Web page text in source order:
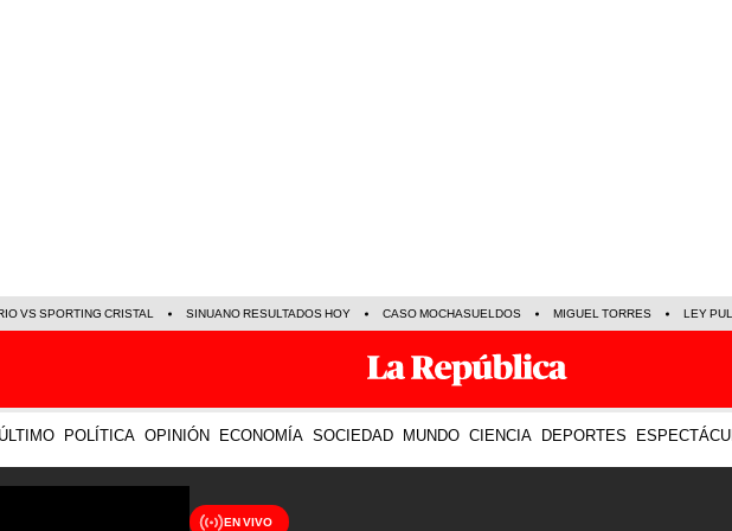
VS SPORTING CRISTAL SINUANO RESULTADOS HOY CASO MOCHASUELDOS MIGUEL TORRES LEY
POLÍTICA OPINIÓN ECONOMÍA SOCIEDAD MUNDO CIENCIA DEPORTES
EN VIVO